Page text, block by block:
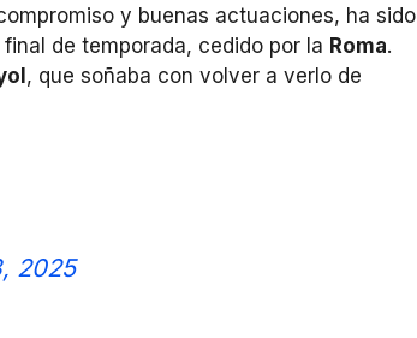
y buenas actuaciones, ha sido
de temporada, cedido por la Roma.
, que soñaba con volver a verlo de
2025